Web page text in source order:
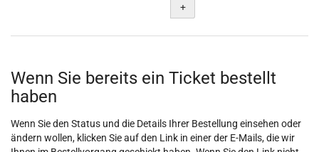
+
Wenn Sie bereits ein Ticket bestellt
haben
Wenn Sie den Status und die Details Ihrer Bestellung einsehen oder
ändern wollen, klicken Sie auf den Link in einer der E-Mails, die wir